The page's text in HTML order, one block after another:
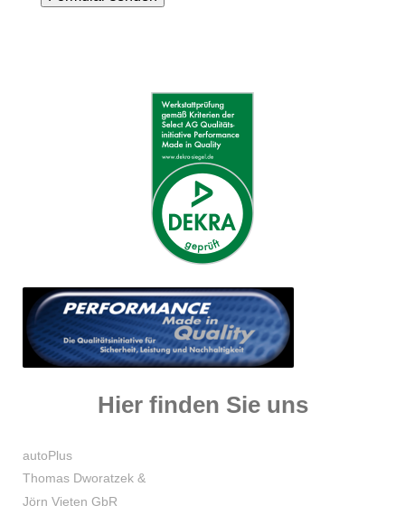
Hier finden Sie uns
autoPlus
Thomas Dworatzek &
Jörn Vieten GbR